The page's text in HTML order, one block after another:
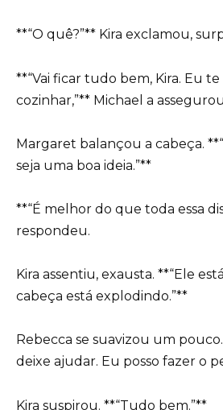
**“O quê?”** Kira exclamou,
**“Vai ficar tudo bem, Kira. Eu
cozinhar,”** Michael a
Margaret balançou a cabeça.
seja uma boa ideia.”**
**“É melhor do que toda essa
respondeu.
Kira assentiu, exausta. **“Ele
cabeça está explodindo.”**
Rebecca se suavizou um
deixe ajudar. Eu posso fazer o
Kira suspirou. **“Tudo bem.”**